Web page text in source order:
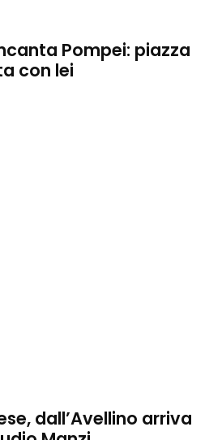
Pompei: piazza
con lei
dall’Avellino arriva